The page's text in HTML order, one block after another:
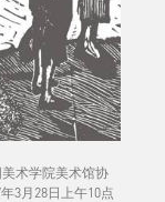
术学院美术馆协
3月28日上午10点